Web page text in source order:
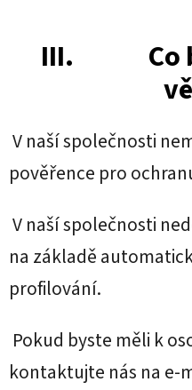
III. Co
V naší společnosti
pověřence pro
V naší společnosti
na základě
profilování.
Pokud byste měli k
kontaktujte nás na e-